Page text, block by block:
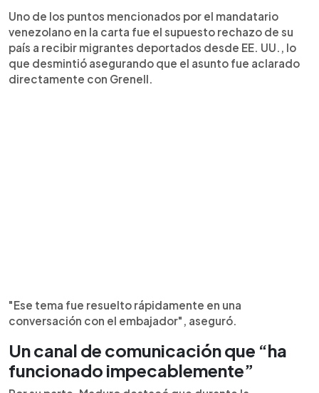
Uno de los puntos mencionados por el mandatario
venezolano en la carta fue el supuesto rechazo de su
país a recibir migrantes deportados desde EE. UU., lo
que desmintió asegurando que el asunto fue aclarado
directamente con Grenell.
"Ese tema fue resuelto rápidamente en una
conversación con el embajador", aseguró.
Un canal de comunicación que “ha
funcionado impecablemente”